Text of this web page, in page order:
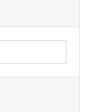
す。
す。